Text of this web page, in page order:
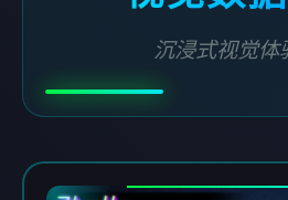
沉浸式视觉体